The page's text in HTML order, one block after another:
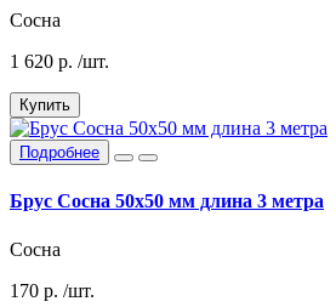
Сосна
1 620 р. /шт.
Купить
Подробнее
Брус Сосна 50х50 мм длина 3 метра
Сосна
170 р. /шт.